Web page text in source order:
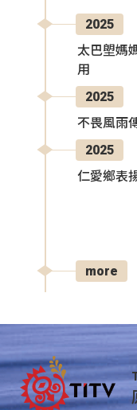
2025
太巴塱媽
用
2025
不畏風雨
2025
仁愛鄉表
more